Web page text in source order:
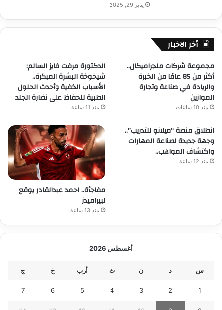
يناير 29, 2025
أخر الاخبار
مجموعة شركات ملجراميكال..
أكثر من 85 عامًا من الخبرة
والريادة في صناعة وتجارة
الموازين
منذ 10 ساعات
الدكتورة مرفت فايز السالم:
شيخوخة البشرة المبكرة..
الأسباب الخفية وأحدث الحلول
الطبية للحفاظ على نضارة الجلد
منذ 11 ساعة
انطلاق منصة “ميلانو للتدريب”..
وجهة جديدة لصناعة المهارات
واكتشاف المواهب..
منذ 12 ساعة
مفاجأة.. احمد عبدالقادر يوقع
لبيراميدز
منذ 13 ساعة
أغسطس 2026
س د ن ث أرب خ ج
1
2
3
4
5
6
7